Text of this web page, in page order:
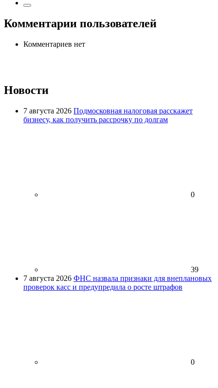
Комментарии пользователей
Комментариев нет
Новости
7 августа 2026 Подмосковная налоговая расскажет
бизнесу, как получить рассрочку по долгам
0
39
7 августа 2026 ФНС назвала признаки для внеплановых
проверок касс и предупредила о росте штрафов
0